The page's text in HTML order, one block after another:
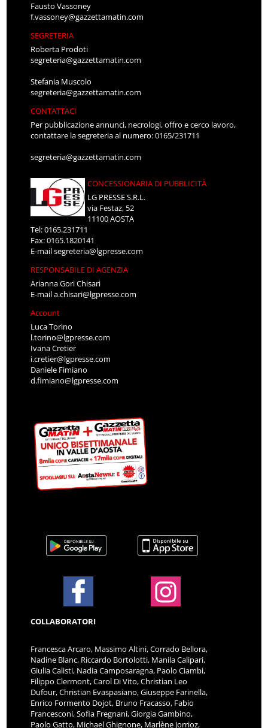
Fausto Vassoney
f.vassoney@gazzettamatin.com
SEGRETERIA
Roberta Prodoti
segreteria@gazzettamatin.com
Stefania Muscolo
segreteria@gazzettamatin.com
CONTATTACI
Per pubblicazione annunci, necrologi, offro e cerco lavoro,
contattare la segreteria al numero: 0165/231711
segreteria@gazzettamatin.com
CONCESSIONARIA DI PUBBLICITÀ
LG PRESSE S.R.L.
via Festaz, 52
11100 AOSTA
Tel: 0165.231711
Fax: 0165.1820141
E-mailsegreteria@lgpresse.com
RESPONSABILE DI AGENZIA
Arianna Gori Chisari
E-maila.chisari@lgpresse.com
Account
Luca Torino
l.torino@lgpresse.com
Ivana Cretier
i.cretier@lgpresse.com
Daniele Fimiano
d.fimiano@lgpresse.com
COLLABORATORI
Francesca Arcaro, Massimo Altini, Corrado Bellora,
Nadine Blanc, Riccardo Bortolotti, Manila Calipari,
Giulia Calisti, Nadia Camposaragna, Paolo Ciambi,
Filippo Clermont, Carol Di Vito, Christian Leo
Dufour, Christian Evaspasiano, Giuseppe Farinella,
Enrico Formento Dojot, Bruno Fracasso, Fabio
Francesconi, Sofia Fregnani, Giorgia Gambino,
Paolo Gatto, Michael Ghignone, Marlène Jorrioz,